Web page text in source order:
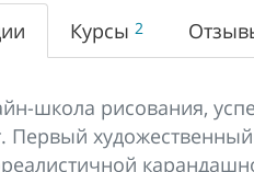
Курсы2
школа рисования,
Первый